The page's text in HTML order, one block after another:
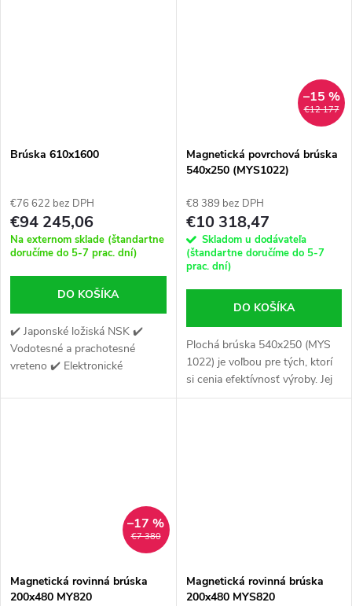
Brúska 610x1600
€76 622 bez DPH
€94 245,06
Na externom sklade (štandartne
doručíme do 5-7 prac. dní)
DO KOŠÍKA
✔️ Japonské ložiská NSK ✔️
Vodotesné a prachotesné
vreteno ✔️ Elektronické
€12 177
–15 %
Magnetická povrchová brúska
540x250 (MYS1022)
€8 389 bez DPH
€10 318,47
Skladom u dodávateľa
(štandartne doručíme do 5-7
prac. dní)
DO KOŠÍKA
Plochá brúska 540x250 (MYS
1022) je voľbou pre tých, ktorí
si cenia efektívnosť výroby. Jej
moderná konštrukcia, založená
€7 380
–17 %
Magnetická rovinná brúska
200x480 MY820
Magnetická rovinná brúska
200x480 MYS820